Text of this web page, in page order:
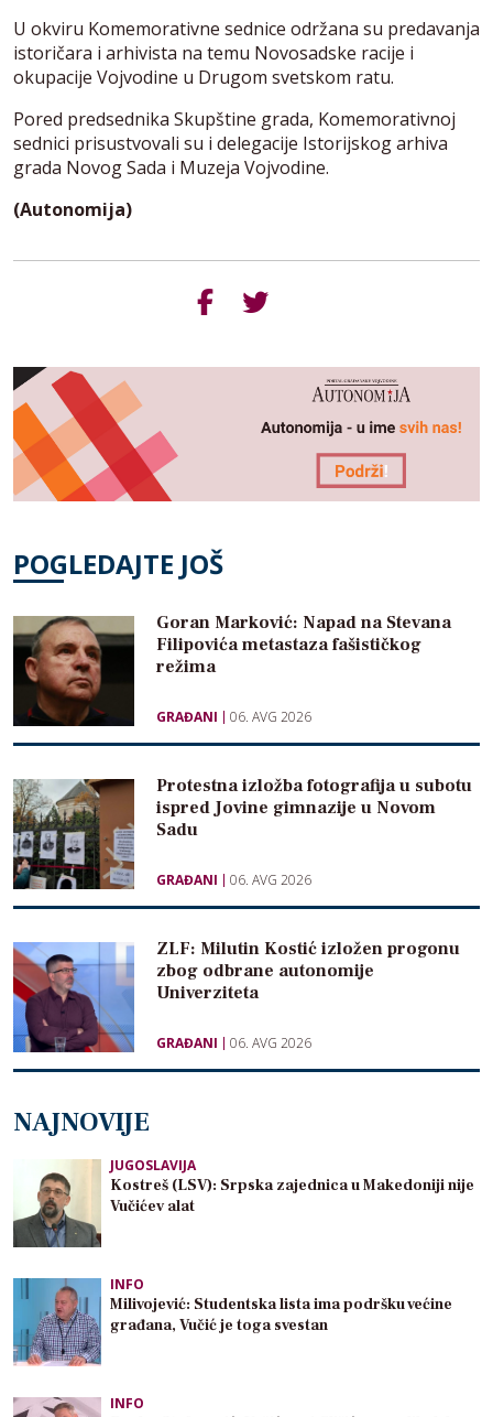
U okviru Komemorativne sednice održana su predavanja
istoričara i arhivista na temu Novosadske racije i
okupacije Vojvodine u Drugom svetskom ratu.
Pored predsednika Skupštine grada, Komemorativnoj
sednici prisustvovali su i delegacije Istorijskog arhiva
grada Novog Sada i Muzeja Vojvodine.
(Autonomija)
POGLEDAJTE JOŠ
Goran Marković: Napad na Stevana
Filipovića metastaza fašističkog
režima
GRAĐANI 06. AVG 2026
Protestna izložba fotografija u subotu
ispred Jovine gimnazije u Novom
Sadu
GRAĐANI 06. AVG 2026
ZLF: Milutin Kostić izložen progonu
zbog odbrane autonomije
Univerziteta
GRAĐANI 06. AVG 2026
NAJNOVIJE
JUGOSLAVIJA
Kostreš (LSV): Srpska zajednica u Makedoniji nije
Vučićev alat
INFO
Milivojević: Studentska lista ima podršku većine
građana, Vučić je toga svestan
INFO